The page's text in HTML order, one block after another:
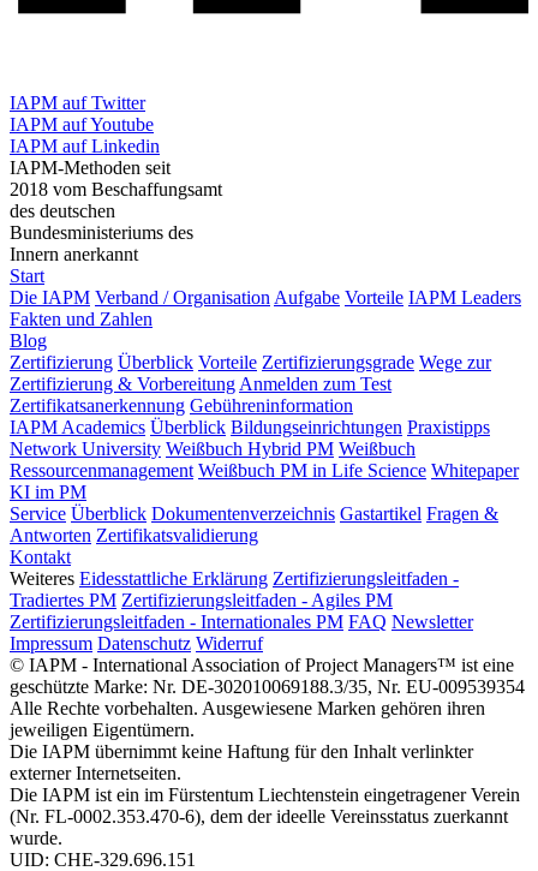
IAPM auf Twitter
IAPM auf Youtube
IAPM auf Linkedin
IAPM-Methoden seit
2018 vom Beschaffungsamt
des deutschen
Bundesministeriums des
Innern anerkannt
Start
Die IAPM Verband / Organisation Aufgabe Vorteile IAPM Leaders
Fakten und Zahlen
Blog
Zertifizierung Überblick Vorteile Zertifizierungsgrade Wege zur
Zertifizierung & Vorbereitung Anmelden zum Test
Zertifikatsanerkennung Gebühreninformation
IAPM Academics Überblick Bildungseinrichtungen Praxistipps
Network University Weißbuch Hybrid PM Weißbuch
Ressourcenmanagement Weißbuch PM in Life Science Whitepaper
KI im PM
Service Überblick Dokumentenverzeichnis Gastartikel Fragen &
Antworten Zertifikatsvalidierung
Kontakt
Weiteres Eidesstattliche Erklärung Zertifizierungsleitfaden -
Tradiertes PM Zertifizierungsleitfaden - Agiles PM
Zertifizierungsleitfaden - Internationales PM FAQ Newsletter
Impressum Datenschutz Widerruf
© IAPM - International Association of Project Managers™ ist eine
geschützte Marke: Nr. DE-302010069188.3/35, Nr. EU-009539354
Alle Rechte vorbehalten. Ausgewiesene Marken gehören ihren
jeweiligen Eigentümern.
Die IAPM übernimmt keine Haftung für den Inhalt verlinkter
externer Internetseiten.
Die IAPM ist ein im Fürstentum Liechtenstein eingetragener Verein
(Nr. FL-0002.353.470-6), dem der ideelle Vereinsstatus zuerkannt
wurde.
UID: CHE-329.696.151